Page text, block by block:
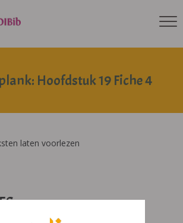
Hoofdstuk 19 Fiche 4
laten voorlezen